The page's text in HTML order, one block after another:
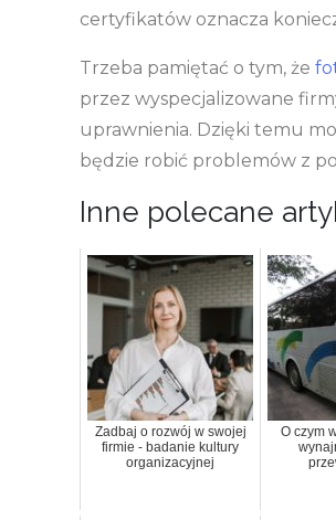
certyfikatów oznacza
Trzeba pamiętać o tym, że
przez wyspecjalizowane
uprawnienia. Dzięki temu
będzie robić problemów z
Inne polecane
Zadbaj o rozwój w swojej
firmie - badanie kultury
organizacyjnej
O czym